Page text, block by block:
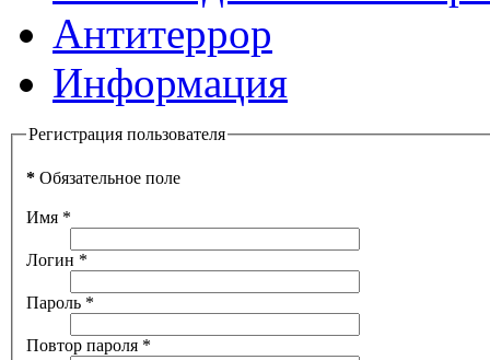
Антитеррор
Информация
Регистрация пользователя
* Обязательное поле
Имя *
Логин *
Пароль *
Повтор пароля *